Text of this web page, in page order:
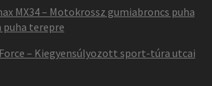
MX34 – Motokrossz gumiabroncs puha
puha terepre
– Kiegyensúlyozott sport-túra utcai